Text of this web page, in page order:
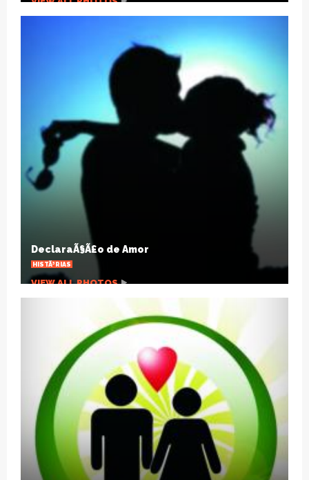
Na contramÃ£o dos fÃ¡rmacos: homeopatia,
CULTURA
VIEW ALL PHOTOS